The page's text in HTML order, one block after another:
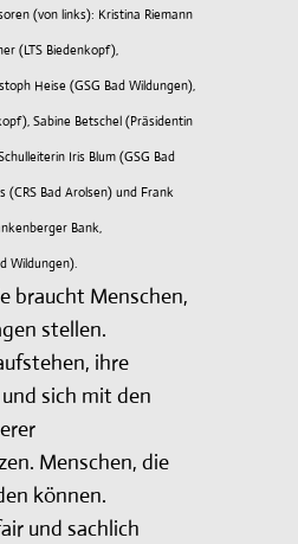
(von links): Kristina Riemann
(LTS Biedenkopf),
Heise (GSG Bad Wildungen),
Sabine Betschel (Präsidentin
Iris Blum (GSG Bad
(CRS Bad Arolsen) und Frank
Bank,
Wildungen).
braucht Menschen,
stellen.
ihre
sich mit den
Menschen, die
können.
und sachlich